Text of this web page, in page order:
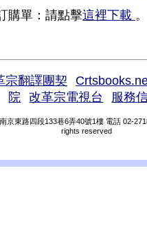
購單：請點擊這裡下載 。
宗翻譯團契
院
改革宗電視台 服務
京東路四段133巷6弄40號1樓 電話 02-
rights reserved